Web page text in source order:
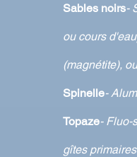
Sables noirs-
ou cours
(magnétite),
Spinelle-
Topaze- Fluo-
gîtes